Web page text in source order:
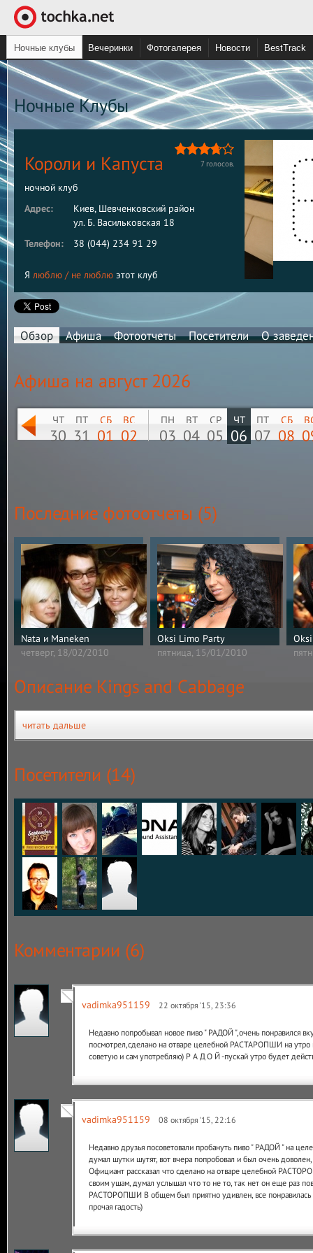
Ночные клубы Вечеринки Фотогалерея Новости BestTrack
Ночные Клубы
Короли и Капуста 7 голосов.
ночной клуб
Адрес:
Киев, Шевченковский район
ул. Б. Васильковская 18
Телефон:
38 (044) 234 91 29
Я люблю / не люблю этот клуб
Обзор Афиша Фотоотчеты Посетители О
Афиша на август 2026
ЧТ
30
ПТ
31
СБ
01
ВС
02
ПН
03
ВТ
04
СР
05
ЧТ
06
ПТ
07
СБ
08
Последние фотоотчеты (5)
Nata и Maneken
четверг, 18/02/2010
Oksi Limo Party
пятница, 15/01/2010
Описание Kings and Cabbage
читать дальше
Посетители (14)
Комментарии (6)
vadimka951159 22 октября '15, 23:36
Недавно попробывал новое пиво " РАДОЙ ",очень понравился
посмотрел,сделано на отваре целебной РАСТАРОПШИ на утро
советую и сам употребляю) Р А Д О Й -пускай утро будет
vadimka951159 08 октября '15, 22:16
Недавно друзья посоветовали пробануть пиво " РАДОЙ " на
думал шутки шутят, вот вчера попробовал и был очень
Официант рассказал что сделано на отваре целебной
своим ушам, думал услышал что то не то, так нет он еще раз
РАСТОРОПШИ В общем был приятно удивлен, все понравилась
прочая гадость)